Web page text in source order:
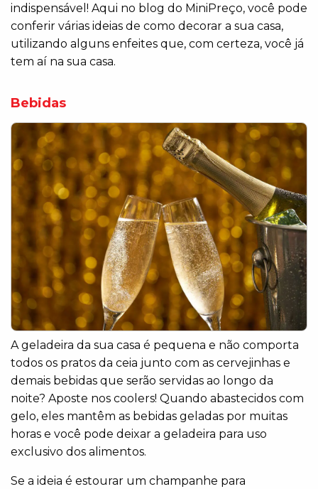
indispensável! Aqui no blog do MiniPreço, você pode
conferir várias ideias de como decorar a sua casa,
utilizando alguns enfeites que, com certeza, você já
tem aí na sua casa.
Bebidas
A geladeira da sua casa é pequena e não comporta
todos os pratos da ceia junto com as cervejinhas e
demais bebidas que serão servidas ao longo da
noite? Aposte nos coolers! Quando abastecidos com
gelo, eles mantêm as bebidas geladas por muitas
horas e você pode deixar a geladeira para uso
exclusivo dos alimentos.
Se a ideia é estourar um champanhe para